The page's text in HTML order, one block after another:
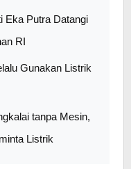
Eka Putra Datangi
RI
Gunakan Listrik
tanpa Mesin,
Listrik